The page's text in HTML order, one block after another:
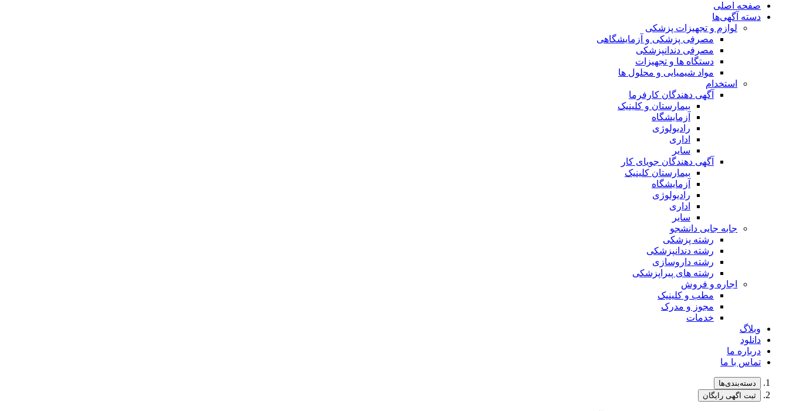
صفحه اصلی
دسته آگهی‌ها
لوازم و تجهیزات پزشکی
مصرفی پزشکی و آزمایشگاهی
مصرفی دندانپزشکی
دستگاه ها و تجهیزات
مواد شیمیایی و محلول ها
استخدام
آگهی دهندگان کارفرما
بیمارستان و کلینیک
آزمایشگاه
رادیولوژی
اداری
سایر
آگهی دهندگان جویای کار
بیمارستان کلینیک
آزمایشگاه
رادیولوژی
اداری
سایر
جابه جایی دانشجو
رشته پزشکی
رشته دندانپزشکی
رشته داروسازی
رشته های پیراپزشکی
اجاره و فروش
مطب و کلینیک
مجوز و مدرک
خدمات
وبلاگ
دانلود
درباره ما
تماس با ما
دسته‌بندی‌ها
ثبت اگهی رایگان